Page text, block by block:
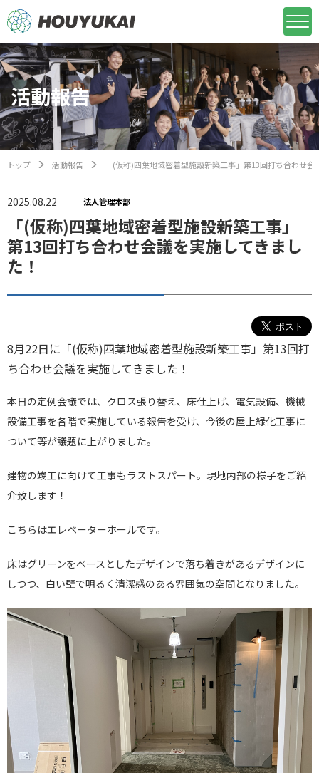
活動報告
トップ 活動報告 「(仮称)四葉地域密着型施設新築工事」第13回打ち合わせ
2025.08.22 法人管理本部
「(仮称)四葉地域密着型施設新築工事」
第13回打ち合わせ会議を実施してきまし
た！
8月22日に「(仮称)四葉地域密着型施設新築工事」第13回打
ち合わせ会議を実施してきました！
本日の定例会議では、クロス張り替え、床仕上げ、電気設備、機械
設備工事を各階で実施している報告を受け、今後の屋上緑化工事に
ついて等が議題に上がりました。
建物の竣工に向けて工事もラストスパート。現地内部の様子をご紹
介致します！
こちらはエレベーターホールです。
床はグリーンをベースとしたデザインで落ち着きがあるデザインに
しつつ、白い壁で明るく清潔感のある雰囲気の空間となりました。